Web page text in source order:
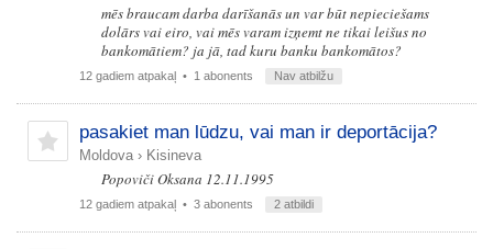
mēs braucam darba darīšanās un var būt nepieciešams
dolārs vai eiro, vai mēs varam izņemt ne tikai leišus no
bankomātiem? ja jā, tad kuru banku bankomātos?
12 gadiem atpakaļ • 1 abonents Nav atbilžu
pasakiet man lūdzu, vai man ir deportācija?
Moldova › Kisineva
Popoviči Oksana 12.11.1995
12 gadiem atpakaļ • 3 abonents 2 atbildi